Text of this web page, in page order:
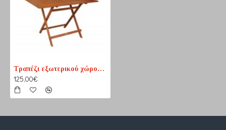
Τραπέζι εξωτερικού χώρου πτυσόμενο 120cm
125,00€